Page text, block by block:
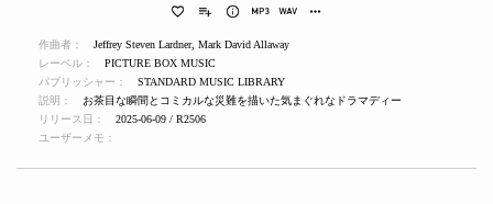
作曲者： Jeffrey Steven Lardner, Mark David Allaway
レーベル：
PICTURE BOX MUSIC
パブリッシャー：
STANDARD MUSIC LIBRARY
説明：
お茶目な瞬間とコミカルな災難を描いた気まぐれなドラマディー
リリース日：
2025-06-09 / R2506
ユーザーメモ：